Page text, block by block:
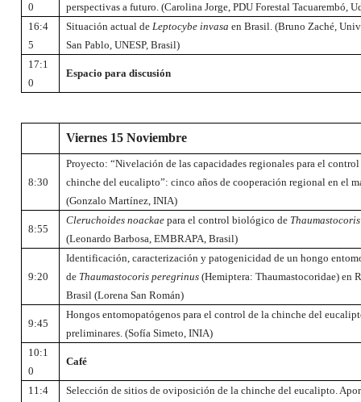
0
perspectivas a futuro. (Carolina Jorge, PDU Forestal Tacuarembó,
16:4
5
Situación actual de Leptocybe invasa en Brasil. (Bruno Zaché,
San Pablo, UNESP, Brasil)
17:1
0
Espacio para discusión
Viernes 15 Noviembre
8:30
Proyecto: “Nivelación de las capacidades regionales para el
chinche del eucalipto”: cinco años de cooperación regional en el
(Gonzalo Martínez, INIA)
8:55
Cleruchoides noackaepara el control biológico de
(Leonardo Barbosa, EMBRAPA, Brasil)
9:20
Identificación, caracterización y patogenicidad de un hongo
de Thaumastocoris peregrinus(Hemiptera: Thaumastocoridae) en
Brasil (Lorena San Román)
9:45
Hongos entomopatógenos para el control de la chinche del
preliminares. (Sofía Simeto, INIA)
10:1
0
Café
11:4
Selección de sitios de oviposición de la chinche del eucalipto.